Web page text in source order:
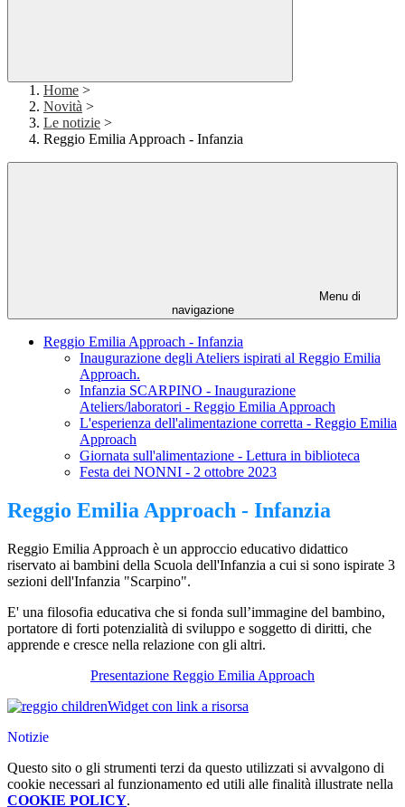
Home >
Novità >
Le notizie >
Reggio Emilia Approach - Infanzia
Menu di
navigazione
Reggio Emilia Approach - Infanzia
Inaugurazione degli Ateliers ispirati al Reggio Emilia
Approach.
Infanzia SCARPINO - Inaugurazione
Ateliers/laboratori - Reggio Emilia Approach
L'esperienza dell'alimentazione corretta - Reggio Emilia
Approach
Giornata sull'alimentazione - Lettura in biblioteca
Festa dei NONNI - 2 ottobre 2023
Reggio Emilia Approach - Infanzia
Reggio Emilia Approach è un approccio educativo didattico
riservato ai bambini della Scuola dell'Infanzia a cui si sono ispirate 3
sezioni dell'Infanzia "Scarpino".
E' una filosofia educativa che si fonda sull’immagine del bambino,
portatore di forti potenzialità di sviluppo e soggetto di diritti, che
apprende e cresce nella relazione con gli altri.
Presentazione Reggio Emilia Approach
Widget con link a risorsa
Notizie
Questo sito o gli strumenti terzi da questo utilizzati si avvalgono di
cookie necessari al funzionamento ed utili alle finalità illustrate nella
COOKIE POLICY.